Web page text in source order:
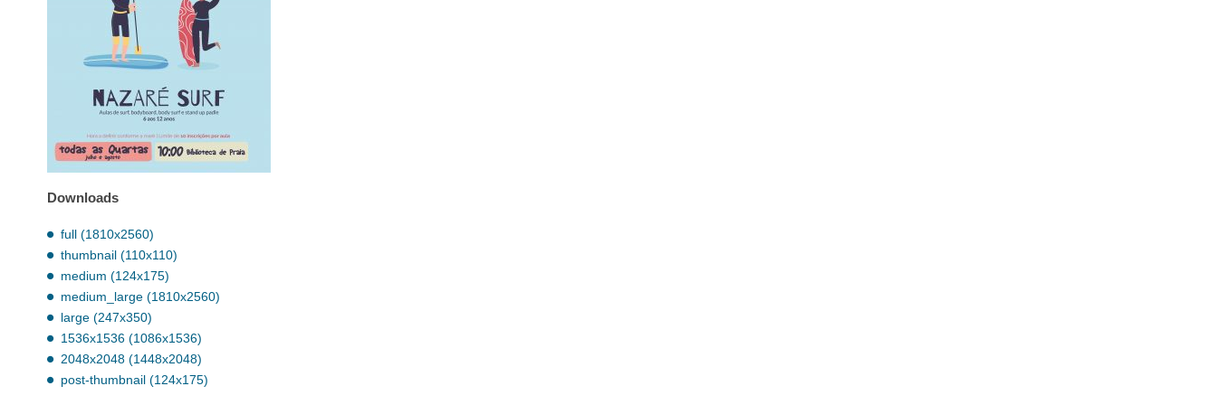
Downloads
full (1810x2560)
thumbnail (110x110)
medium (124x175)
medium_large (1810x2560)
large (247x350)
1536x1536 (1086x1536)
2048x2048 (1448x2048)
post-thumbnail (124x175)